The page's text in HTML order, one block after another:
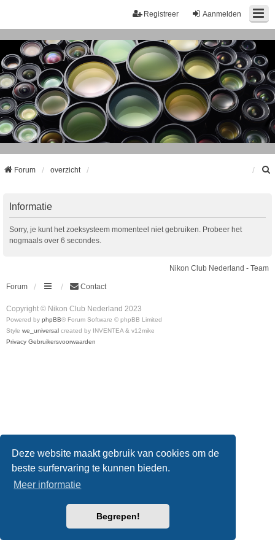
Deze website maakt gebruik van cookies om de
beste surfervaring te kunnen bieden.
Meer informatie
Begrepen!
Aanmelden
Registreer
Forum overzicht
Informatie
Sorry, je kunt het zoeksysteem momenteel niet gebruiken. Probeer het
nogmaals over 6 secondes.
Nikon Club Nederland - Team
Forum Contact
Copyright © Nikon Club Nederland 2023
Powered by phpBB® Forum Software © phpBB Limited
Style we_universal created by INVENTEA & v12mike
Privacy Gebruikersvoorwaarden